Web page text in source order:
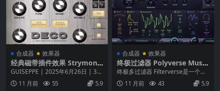
合成器 效果器
经典磁带插件效果 Strymon
Deco Plugin v1.0.0 ARM ma
GUISEPPE | 2025年6月26日 | 37
MB 在当今，现代录音工程...
11 月前 55 5.9
合成器 效果器
终极过滤器 Polyverse Music
Filterverse v1.2.1 WiN
终极多过滤器 Filterverse是一个开
创性的音频过滤器插件，提供以前
从未听...
11 月前 43 5.9